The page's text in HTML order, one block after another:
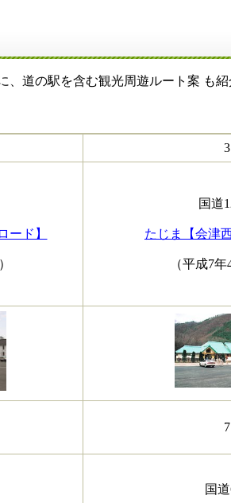
道の駅を含む観光周遊ルート案 も紹
3
ード】
国道
たじま【会津
（平成7年
7
国